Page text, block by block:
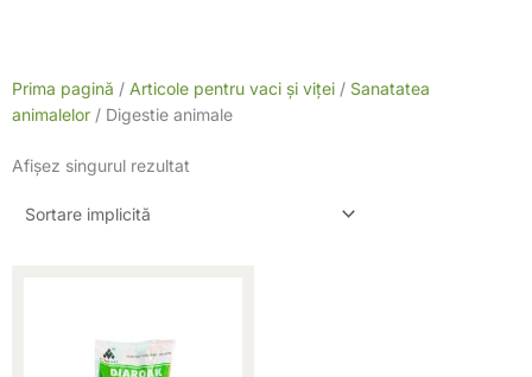
Prima pagină / Articole pentru vaci și viței / Sanatatea
animalelor / Digestie animale
Afișez singurul rezultat